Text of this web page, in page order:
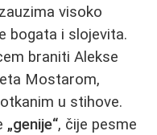
visoko
bogata i slojevita.
braniti Alekse
Mostarom,
u stihove.
„genije“, čije pesme